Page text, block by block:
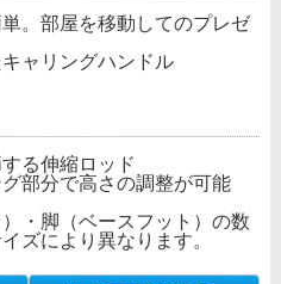
。部屋を移動してのプレゼ
ャリングハンドル
る伸縮ロッド
部分で高さの調整が可能
・脚（ベースフット）の数
ズにより異なります。